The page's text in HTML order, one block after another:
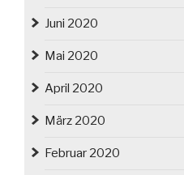
Juni 2020
Mai 2020
April 2020
März 2020
Februar 2020